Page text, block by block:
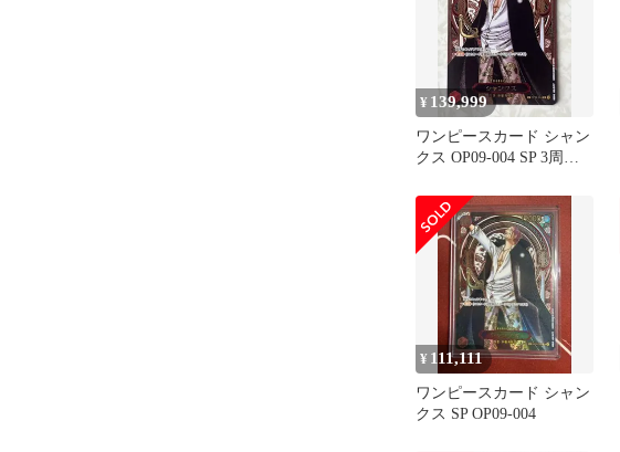
¥ 139,999
ワンピースカード シャン
クス OP09-004 SP 3周
¥ 111,111
ワンピースカード シャン
クス SP OP09-004